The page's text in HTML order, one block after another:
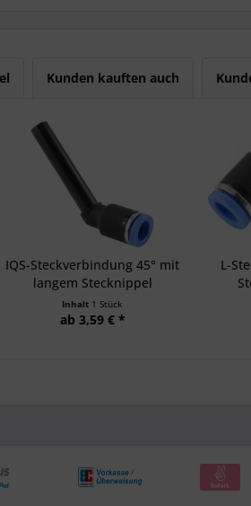
Kunden kauften auch
IQS-Steckverbindung 45° mit
langem Stecknippel
Inhalt 1 Stück
ab 3,59 € *
L-